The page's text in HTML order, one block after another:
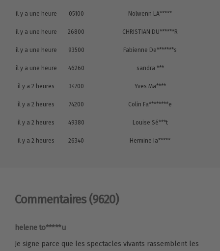
il y a une heure 05100 Nolwenn LA*****
il y a une heure 26800 CHRISTIAN DU******R
il y a une heure 93500 Fabienne De*******s
il y a une heure 46260 sandra ***
il y a 2 heures 34700 Yves Ma****
il y a 2 heures 74200 Colin Fa********e
il y a 2 heures 49380 Louise Sé***t
il y a 2 heures 26340 Hermine Ia*****
Commentaires (9620)
helene to*****u
Je signe parce que les spectacles vivants rassemblent les